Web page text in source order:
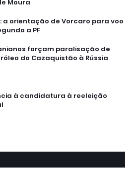
Moura
a orientação de Vorcaro para voo
a PF
forçam paralisação de
do Cazaquistão à Rússia
à candidatura à reeleição